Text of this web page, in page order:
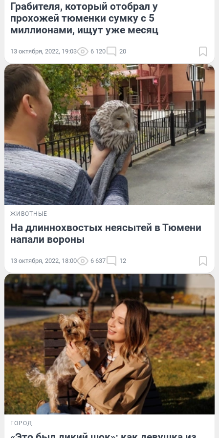
Грабителя, который отобрал у
прохожей тюменки сумку с 5
миллионами, ищут уже месяц
13 октября, 2022, 19:03 6 120 20
ЖИВОТНЫЕ
На длиннохвостых неясытей в Тюмени
напали вороны
13 октября, 2022, 18:00 6 637 12
ГОРОД